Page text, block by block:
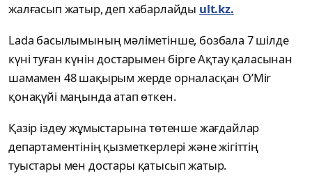
жалғасып жатыр, деп хабарлайды ult.kz.
Lada басылымының мәліметінше, бозбала 7 шілде
күні туған күнін достарымен бірге Ақтау қаласынан
шамамен 48 шақырым жерде орналасқан O’Mir
қонақүйі маңында атап өткен.
Қазір іздеу жұмыстарына төтенше жағдайлар
департаментінің қызметкерлері және жігіттің
туыстары мен достары қатысып жатыр.